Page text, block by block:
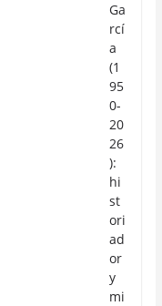
Ga
rcí
a
(1
95
0-
20
26
):
hi
st
ori
ad
or
y
mi